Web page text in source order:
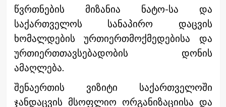
წვრთნების მიზანია ნატო-სა და
საქართველოს სანაპირო დაცვის
ხომალდების ურთიერთმოქმედებისა და
ურთიერთთავსებადობის დონის
ამაღლება.
შენაერთის ვიზიტი საქართველოში
ჯანდაცვის მსოფლიო ორგანიზაციისა და